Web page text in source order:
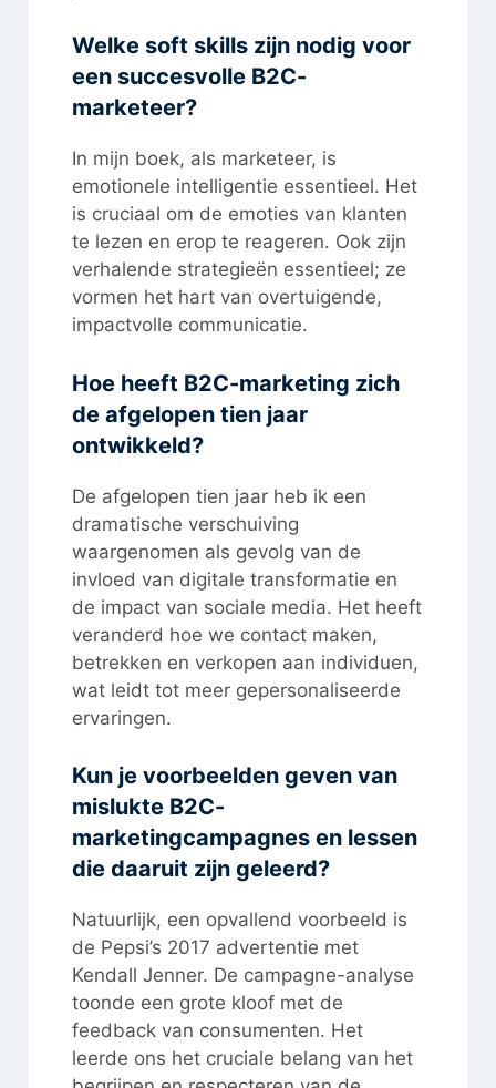
Welke soft skills zijn nodig voor
een succesvolle B2C-
marketeer?
In mijn boek, als marketeer, is
emotionele intelligentie essentieel. Het
is cruciaal om de emoties van klanten
te lezen en erop te reageren. Ook zijn
verhalende strategieën essentieel; ze
vormen het hart van overtuigende,
impactvolle communicatie.
Hoe heeft B2C-marketing zich
de afgelopen tien jaar
ontwikkeld?
De afgelopen tien jaar heb ik een
dramatische verschuiving
waargenomen als gevolg van de
invloed van digitale transformatie en
de impact van sociale media. Het heeft
veranderd hoe we contact maken,
betrekken en verkopen aan individuen,
wat leidt tot meer gepersonaliseerde
ervaringen.
Kun je voorbeelden geven van
mislukte B2C-
marketingcampagnes en lessen
die daaruit zijn geleerd?
Natuurlijk, een opvallend voorbeeld is
de Pepsi’s 2017 advertentie met
Kendall Jenner. De campagne-analyse
toonde een grote kloof met de
feedback van consumenten. Het
leerde ons het cruciale belang van het